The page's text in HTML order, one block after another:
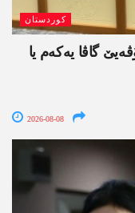
کوردستان
گاڤا یەکەم یا
2026-08-08